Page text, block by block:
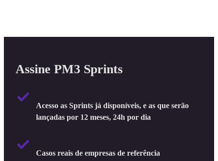
Assine PM3 Sprints
Acesso as Sprints já disponíveis, e as que serão
lançadas por 12 meses, 24h por dia
Casos reais de empresas de referência